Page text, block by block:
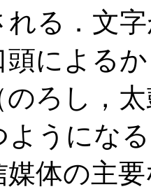
れる．文
頭による
のろし，
ようにな
媒体の主